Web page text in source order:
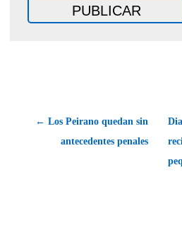
← Los Peirano quedan sin
antecedentes penales